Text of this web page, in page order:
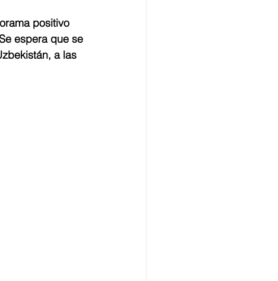
positivo
espera que se
a las